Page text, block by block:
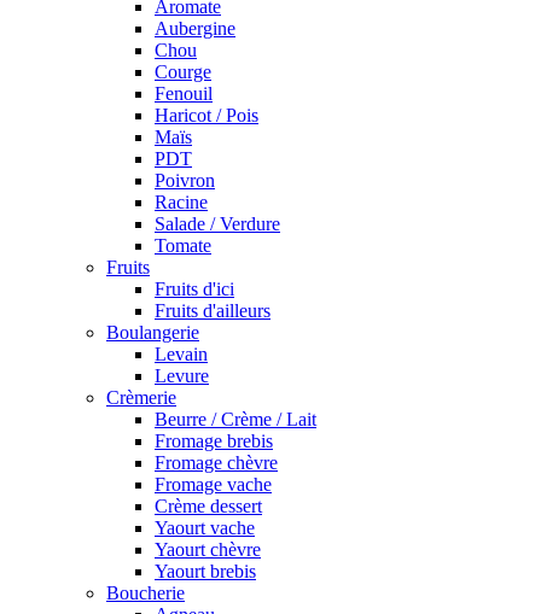
Aromate
Aubergine
Chou
Courge
Fenouil
Haricot / Pois
Maïs
PDT
Poivron
Racine
Salade / Verdure
Tomate
Fruits
Fruits d'ici
Fruits d'ailleurs
Boulangerie
Levain
Levure
Crèmerie
Beurre / Crème / Lait
Fromage brebis
Fromage chèvre
Fromage vache
Crème dessert
Yaourt vache
Yaourt chèvre
Yaourt brebis
Boucherie